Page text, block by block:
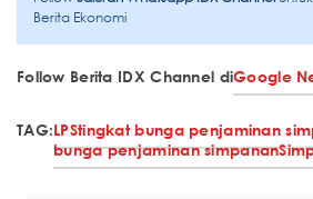
Berita Ekonomi
Follow Berita IDX Channel diGoogle
TAG:LPStingkat bunga penjaminan
bunga penjaminan simpanan